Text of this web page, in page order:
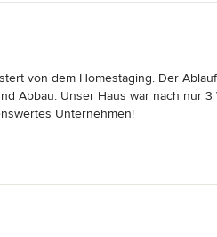
von dem Homestaging. Der
Abbau. Unser Haus war nach nur
Unternehmen!